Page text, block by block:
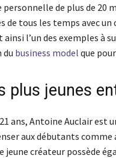
personnelle de plus de 20
de tous les temps avec un
ainsi l’un des exemples
du business model que
plus jeunes
ans, Antoine Auclair est
aux débutants
jeune créateur possède